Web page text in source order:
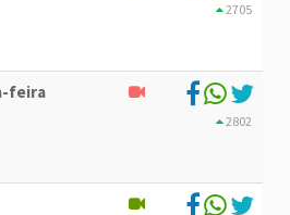
2705
feira
2802